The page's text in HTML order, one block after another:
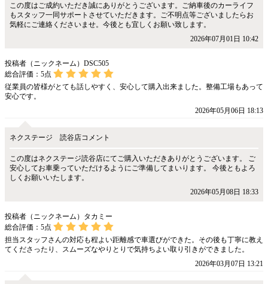
この度はご成約いただき誠にありがとうございます。ご納車後のカーライフ
もスタッフ一同サポートさせていただきます。ご不明点等ございましたらお
気軽にご連絡くださいませ。今後とも宜しくお願い致します。
2026年07月01日 10:42
投稿者（ニックネーム）DSC505
総合評価： 5点
従業員の皆様がとても話しやすく、安心して購入出来ました。整備工場もあって
安心です。
2026年05月06日 18:13
ネクステージ 読谷店コメント
この度はネクステージ読谷店にてご購入いただきありがとうございます。 ご
安心してお車乗っていただけるようにご準備してまいります。 今後ともよろ
しくお願いいたします。
2026年05月08日 18:33
投稿者（ニックネーム）タカミー
総合評価： 5点
担当スタッフさんの対応も程よい距離感で車選びができた。その後も丁寧に教え
てくださったり、スムーズなやりとりで気持ちよい取り引きができました。
2026年03月07日 13:21